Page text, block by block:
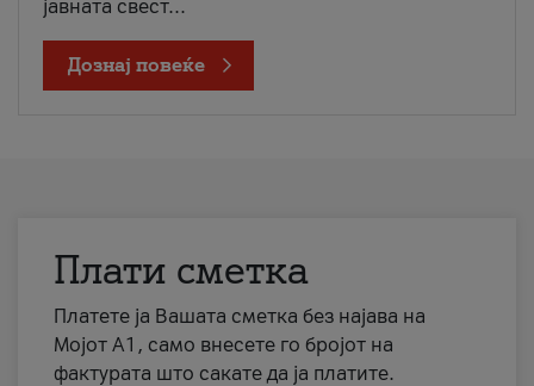
јавната свест...
Дознај повеќе
Плати сметка
Платете ја Вашата сметка без најава на
Мојот А1, само внесете го бројот на
фактурата што сакате да ја платите.